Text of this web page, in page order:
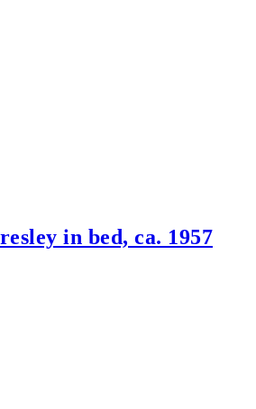
in bed, ca. 1957